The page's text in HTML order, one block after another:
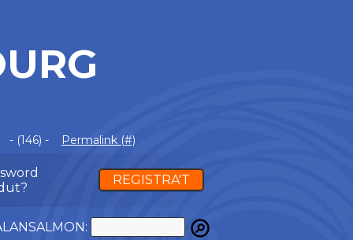
- (146) - Permalink (#)
REGISTRA'T